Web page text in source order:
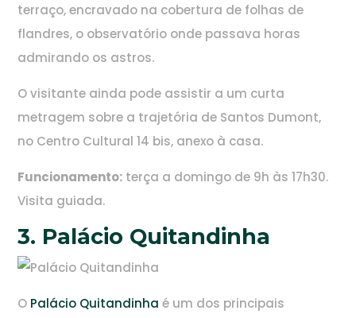
terraço, encravado na cobertura de folhas de
flandres, o observatório onde passava horas
admirando os astros.
O visitante ainda pode assistir a um curta
metragem sobre a trajetória de Santos Dumont,
no Centro Cultural 14 bis, anexo à casa.
Funcionamento: terça a domingo de 9h às 17h30.
Visita guiada.
3. Palácio Quitandinha
O Palácio Quitandinha é um dos principais